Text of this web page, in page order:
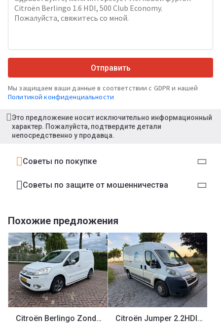
Отправить
Мы защищаем ваши данные в соответствии с GDPR и нашей
Политикой конфиденциальности
Это предложение носит исключительно информационный
характер. Пожалуйста, подтвердите детали
непосредственно у продавца.
Советы по покупке
Советы по защите от мошенничества
Похожие предложения
Citroën Berlingo Zonder APK Citroën Jumper 2.2HDI L2H2 HDi 150 FAP